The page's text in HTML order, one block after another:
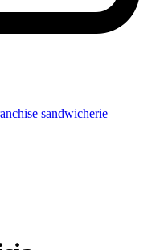
sandwicherie